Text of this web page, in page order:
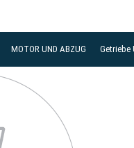
MOTOR UND ABZUG Getriebe